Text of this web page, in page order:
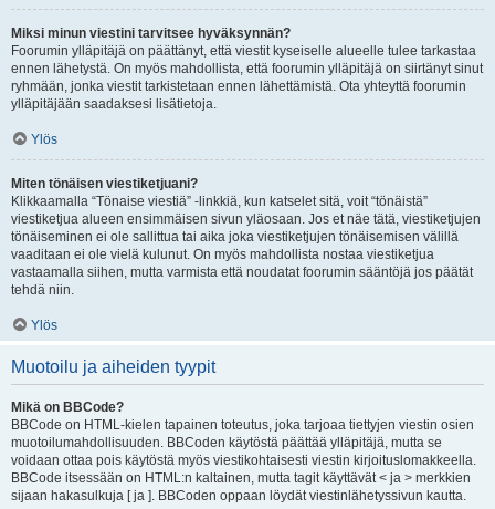
Miksi minun viestini tarvitsee hyväksynnän?
Foorumin ylläpitäjä on päättänyt, että viestit kyseiselle alueelle tulee tarkastaa
ennen lähetystä. On myös mahdollista, että foorumin ylläpitäjä on siirtänyt sinut
ryhmään, jonka viestit tarkistetaan ennen lähettämistä. Ota yhteyttä foorumin
ylläpitäjään saadaksesi lisätietoja.
Ylös
Miten tönäisen viestiketjuani?
Klikkaamalla “Tönaise viestiä” -linkkiä, kun katselet sitä, voit “tönäistä”
viestiketjua alueen ensimmäisen sivun yläosaan. Jos et näe tätä, viestiketjujen
tönäiseminen ei ole sallittua tai aika joka viestiketjujen tönäisemisen välillä
vaaditaan ei ole vielä kulunut. On myös mahdollista nostaa viestiketjua
vastaamalla siihen, mutta varmista että noudatat foorumin sääntöjä jos päätät
tehdä niin.
Ylös
Muotoilu ja aiheiden tyypit
Mikä on BBCode?
BBCode on HTML-kielen tapainen toteutus, joka tarjoaa tiettyjen viestin osien
muotoilumahdollisuuden. BBCoden käytöstä päättää ylläpitäjä, mutta se
voidaan ottaa pois käytöstä myös viestikohtaisesti viestin kirjoituslomakkeella.
BBCode itsessään on HTML:n kaltainen, mutta tagit käyttävät < ja > merkkien
sijaan hakasulkuja [ ja ]. BBCoden oppaan löydät viestinlähetyssivun kautta.